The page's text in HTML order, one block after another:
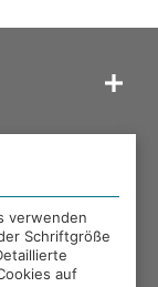
verwenden
Schriftgröße
auf